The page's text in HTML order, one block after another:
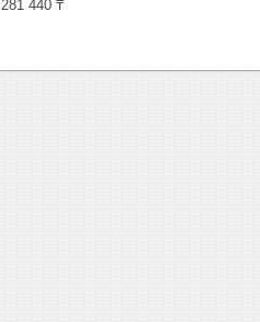
281 440 ₸